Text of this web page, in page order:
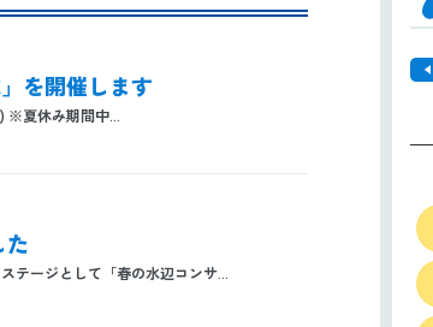
を開催します
※夏休み期間中...
た
テージとして「春の水辺コンサ...